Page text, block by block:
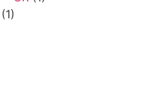
(1)